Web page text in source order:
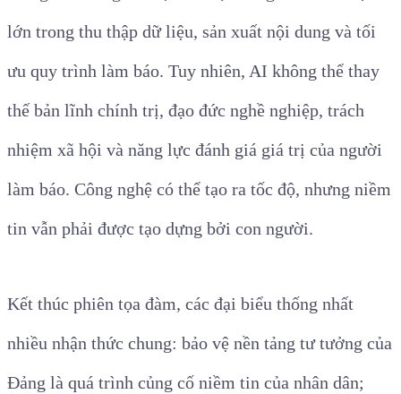
lớn trong thu thập dữ liệu, sản xuất nội dung và tối
ưu quy trình làm báo. Tuy nhiên, AI không thể thay
thế bản lĩnh chính trị, đạo đức nghề nghiệp, trách
nhiệm xã hội và năng lực đánh giá giá trị của người
làm báo. Công nghệ có thể tạo ra tốc độ, nhưng niềm
tin vẫn phải được tạo dựng bởi con người.
Kết thúc phiên tọa đàm, các đại biểu thống nhất
nhiều nhận thức chung: bảo vệ nền tảng tư tưởng của
Đảng là quá trình củng cố niềm tin của nhân dân;